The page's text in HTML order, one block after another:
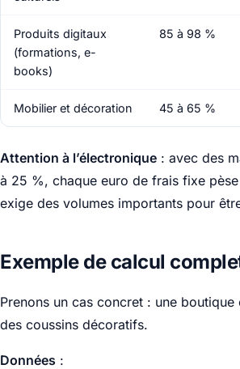
Produits digitaux
(formations, e-
books)
85 à 98 %
Mobilier et décoration 45 à 65 %
Attention à l’électronique : avec des
à 25 %, chaque euro de frais fixe
exige des volumes importants pour
Exemple de calcul
Prenons un cas concret : une boutique
des coussins décoratifs.
Données :